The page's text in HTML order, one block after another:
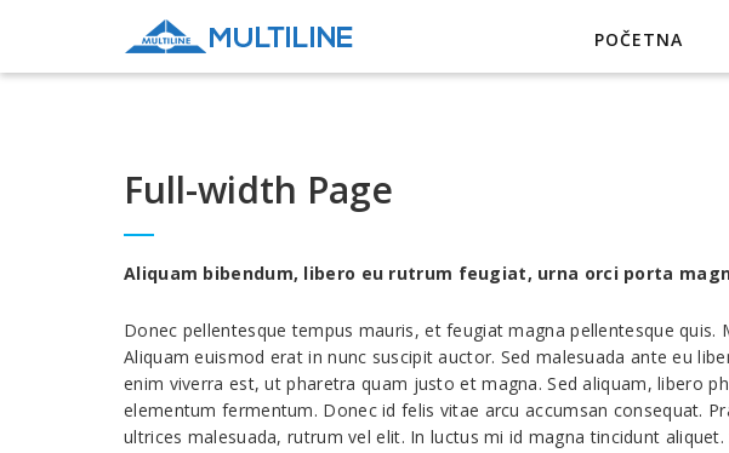
POČETNA
Full-width Page
Aliquam bibendum, libero eu rutrum feugiat, urna orci porta
Donec pellentesque tempus mauris, et feugiat magna pellentesque
Aliquam euismod erat in nunc suscipit auctor. Sed malesuada ante eu
enim viverra est, ut pharetra quam justo et magna. Sed aliquam, libero
elementum fermentum. Donec id felis vitae arcu accumsan consequat.
ultrices malesuada, rutrum vel elit. In luctus mi id magna tincidunt